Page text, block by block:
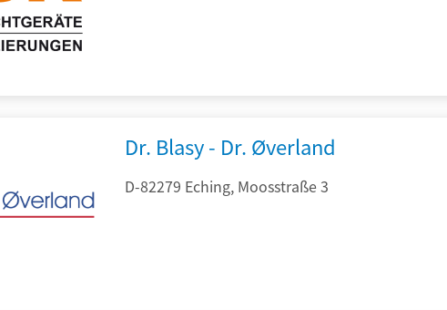
Dr. Blasy - Dr. Øverland
D-82279 Eching, Moosstraße 3